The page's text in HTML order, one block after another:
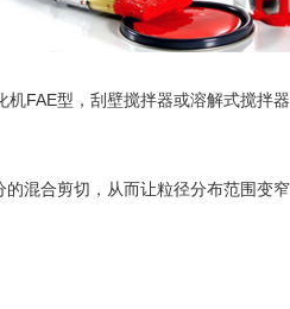
机FAE型，刮壁搅拌器或溶解式搅拌器
混合剪切，从而让粒径分布范围变窄